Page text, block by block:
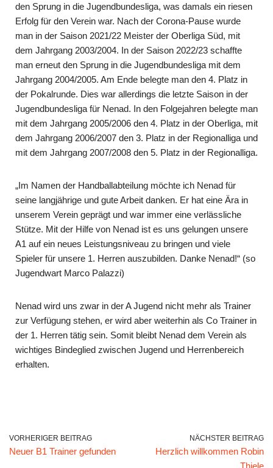
den Sprung in die Jugendbundesliga, was damals ein riesen
Erfolg für den Verein war. Nach der Corona-Pause wurde
man in der Saison 2021/22 Meister der Oberliga Süd, mit
dem Jahrgang 2003/2004. In der Saison 2022/23 schaffte
man erneut den Sprung in die Jugendbundesliga mit dem
Jahrgang 2004/2005. Am Ende belegte man den 4. Platz in
der Pokalrunde. Dies war allerdings die letzte Saison in der
Jugendbundesliga für Nenad. In den Folgejahren belegte man
mit dem Jahrgang 2005/2006 den 4. Platz in der Oberliga, mit
dem Jahrgang 2006/2007 den 3. Platz in der Regionalliga und
mit dem Jahrgang 2007/2008 den 5. Platz in der Regionalliga.
„Im Namen der Handballabteilung möchte ich Nenad für
seine langjährige und gute Arbeit danken. Er hat eine Ära in
unserem Verein geprägt und war immer eine verlässliche
Stütze. Mit der Hilfe von Nenad ist es uns gelungen unsere
A1 auf ein neues Leistungsniveau zu bringen und viele
Spieler für unsere 1. Herren auszubilden. Danke Nenad!“ (so
Jugendwart Marco Palazzi)
Nenad wird uns zwar in der A Jugend nicht mehr als Trainer
zur Verfügung stehen, er wird aber weiterhin als Co Trainer in
der 1. Herren tätig sein. Somit bleibt Nenad dem Verein als
wichtiges Bindeglied zwischen Jugend und Herrenbereich
erhalten.
VORHERIGER BEITRAG
Neuer B1 Trainer gefunden
NÄCHSTER BEITRAG
Herzlich willkommen Robin
Thiele